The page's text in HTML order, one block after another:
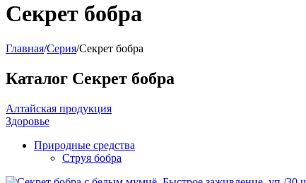
Секрет бобра
Главная/Серия/Секрет бобра
Каталог Секрет бобра
Алтайская продукция
Здоровье
Природные средства
Струя бобра